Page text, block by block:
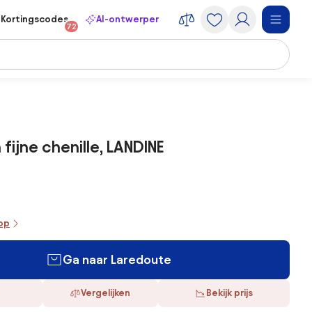
Kortingscodes
72
AI-ontwerper
chenille, LANDINE
Ga naar Laredoute
Vergelijken Bekijk prijs